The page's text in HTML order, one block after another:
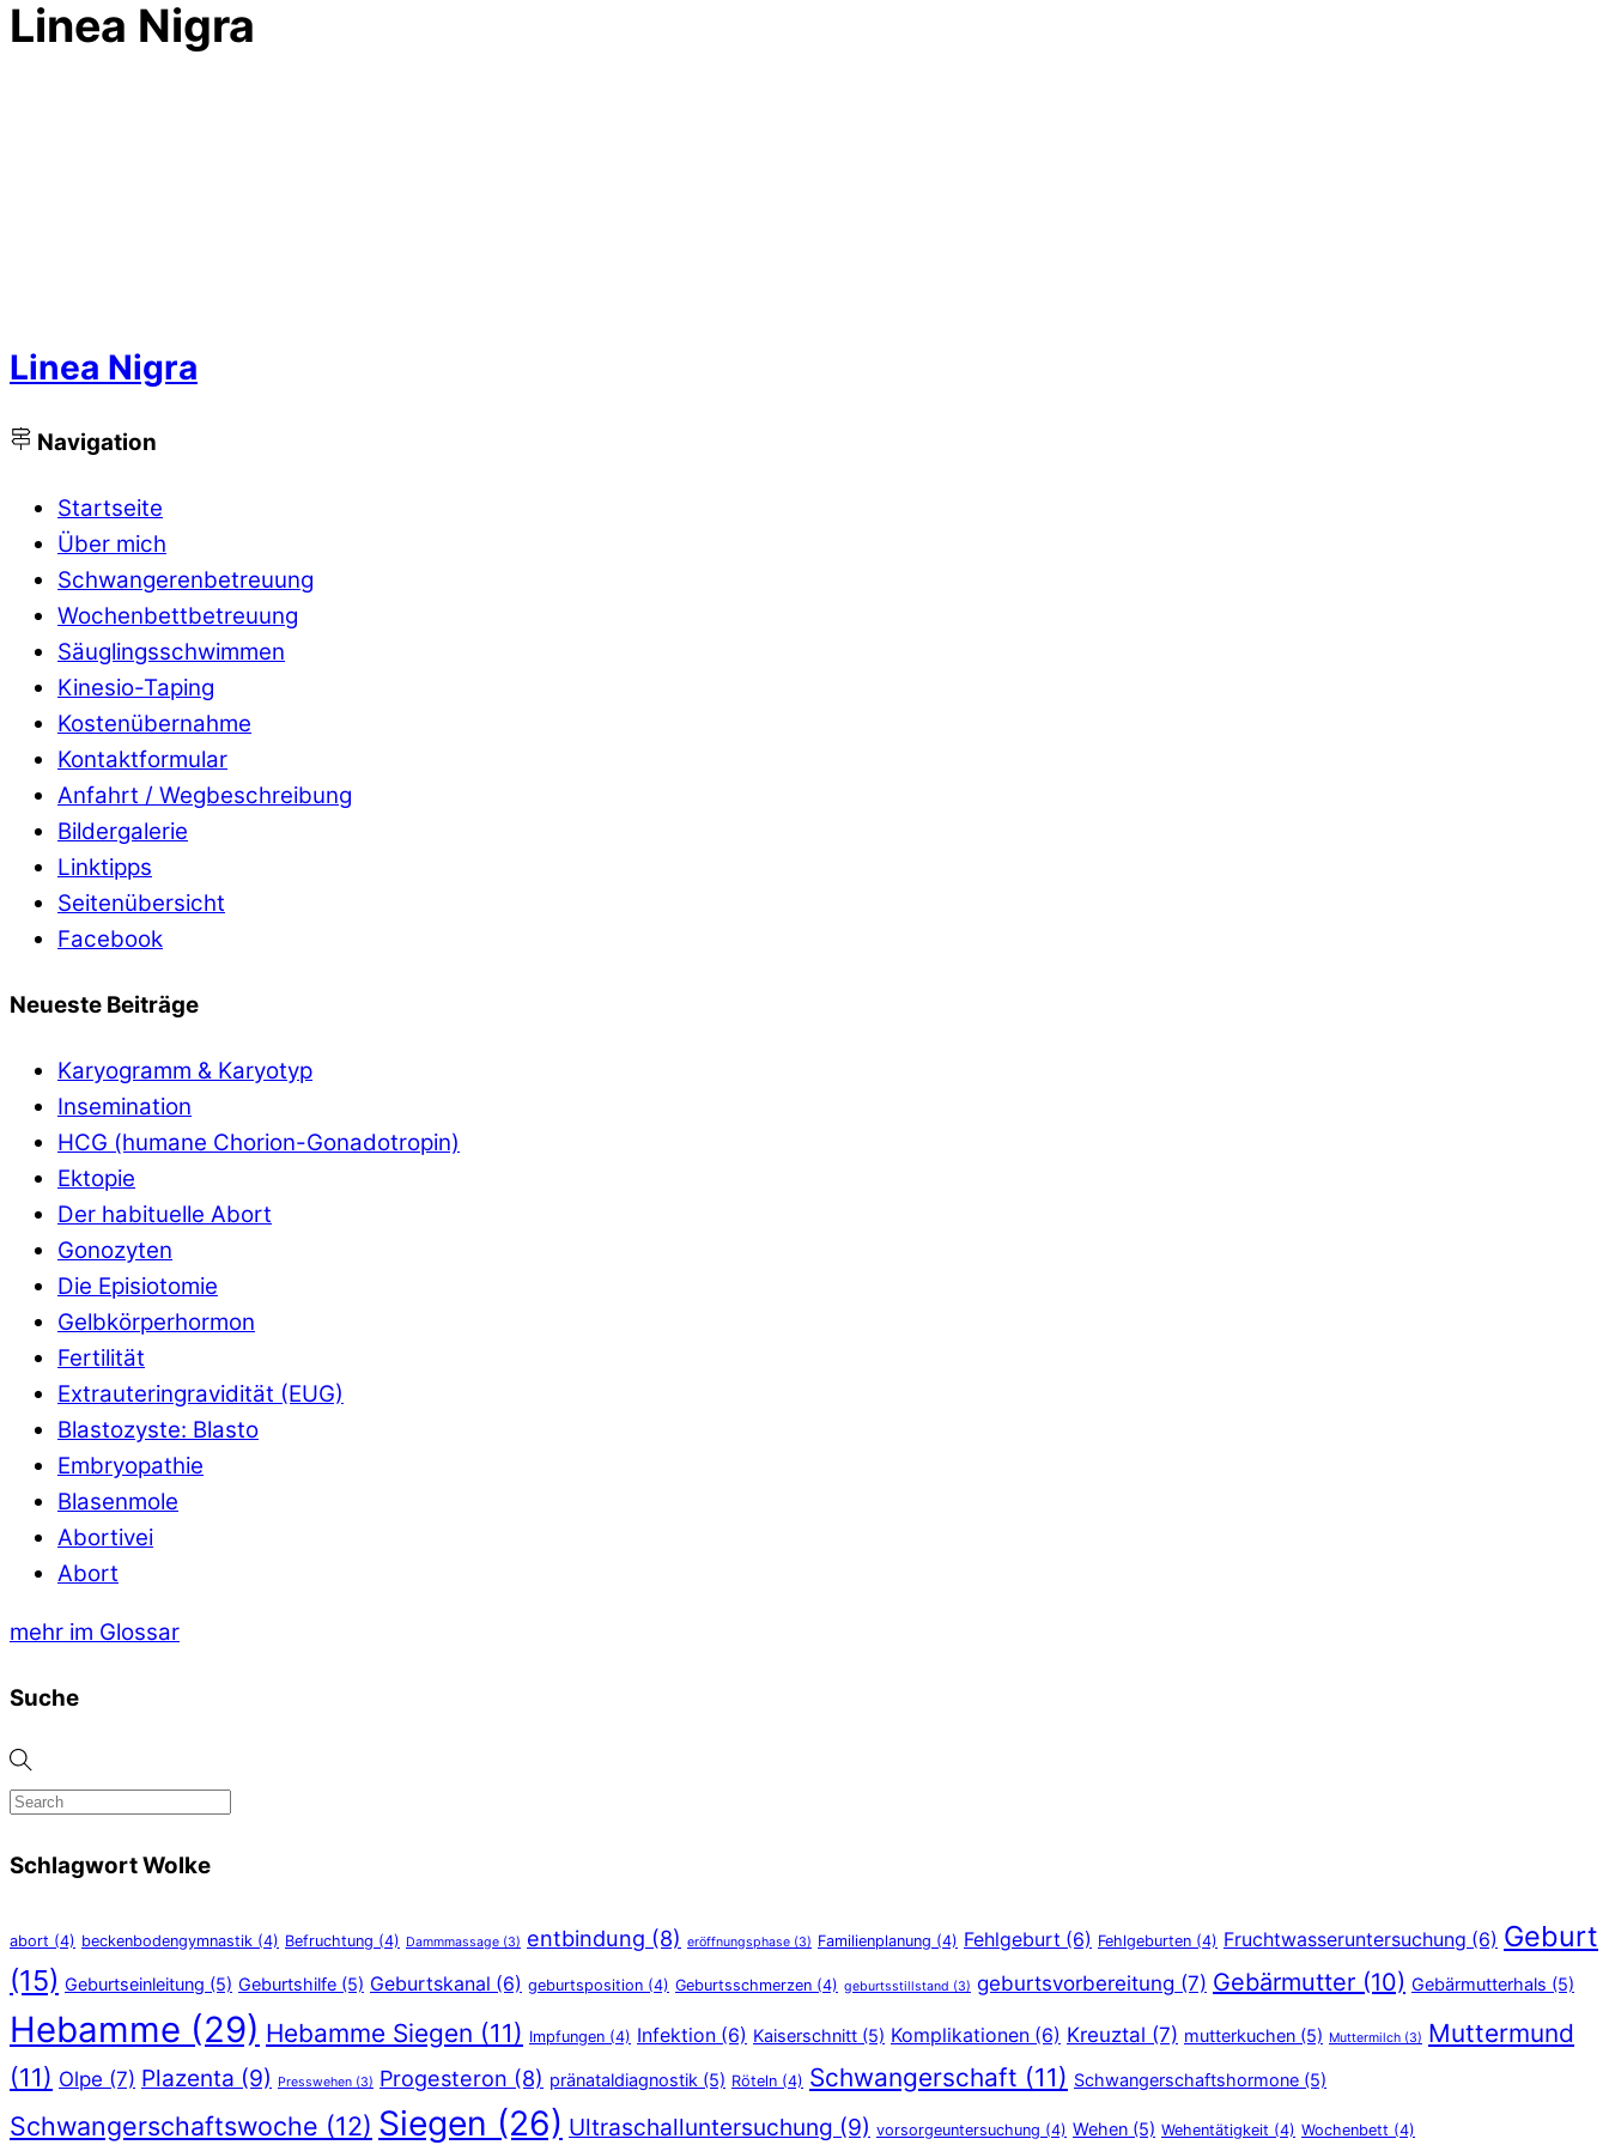
Linea Nigra
Linea Nigra
Navigation
Startseite
Über mich
Schwangerenbetreuung
Wochenbettbetreuung
Säuglingsschwimmen
Kinesio-Taping
Kostenübernahme
Kontaktformular
Anfahrt / Wegbeschreibung
Bildergalerie
Linktipps
Seitenübersicht
Facebook
Neueste Beiträge
Karyogramm & Karyotyp
Insemination
HCG (humane Chorion-Gonadotropin)
Ektopie
Der habituelle Abort
Gonozyten
Die Episiotomie
Gelbkörperhormon
Fertilität
Extrauteringravidität (EUG)
Blastozyste: Blasto
Embryopathie
Blasenmole
Abortivei
Abort
mehr im Glossar
Suche
Schlagwort Wolke
abort (4) beckenbodengymnastik (4) Befruchtung (4) Dammmassage (3) entbindung (8) eröffnungsphase (3) Familienplanung (4) Fehlgeburt (6) Fehlgeburten (4) Fruchtwasseruntersuchung (6) Geburt
(15) Geburtseinleitung (5) Geburtshilfe (5) Geburtskanal (6) geburtsposition (4) Geburtsschmerzen (4) geburtsstillstand (3) geburtsvorbereitung (7) Gebärmutter (10) Gebärmutterhals (5)
Hebamme (29) Hebamme Siegen (11) Impfungen (4) Infektion (6) Kaiserschnitt (5) Komplikationen (6) Kreuztal (7) mutterkuchen (5) Muttermilch (3) Muttermund
(11) Olpe (7) Plazenta (9) Presswehen (3) Progesteron (8) pränataldiagnostik (5) Röteln (4) Schwangerschaft (11) Schwangerschaftshormone (5)
Schwangerschaftswoche (12) Siegen (26) Ultraschalluntersuchung (9) vorsorgeuntersuchung (4) Wehen (5) Wehentätigkeit (4) Wochenbett (4)